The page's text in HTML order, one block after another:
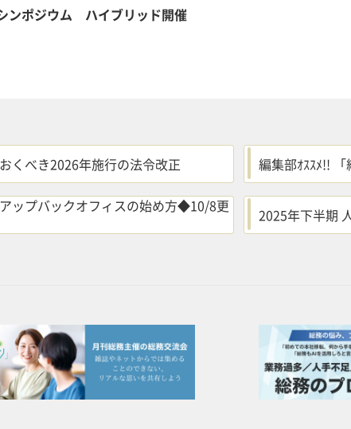
ンポジウム ハイブリッド開催
くべき2026年施行の法令改正 編集部ｵｽｽﾒ!!
ップバックオフィスの始め方◆10/8更
2025年下半期